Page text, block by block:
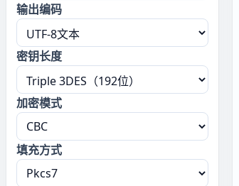
输出编码
密钥长度
加密模式
填充方式